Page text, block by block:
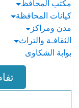
مكتب المحافظ
كيانات المحافظة
مدن ومراكز
الثقافـة والتراث
بوابة الشكاوى